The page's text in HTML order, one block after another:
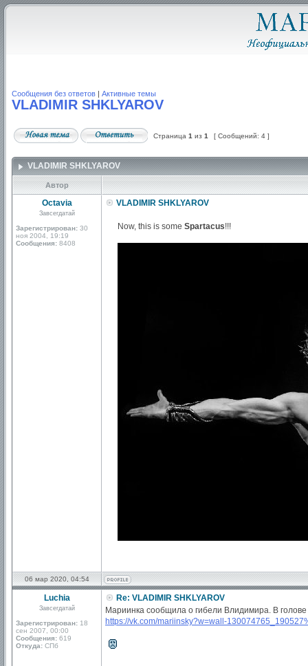
Сообщения без ответов | Активные темы
VLADIMIR SHKLYAROV
Страница 1 из 1 [ Сообщений: 4 ]
VLADIMIR SHKLYAROV
Автор
Octavia
Завсегдатай
Зарегистрирован: 30
ноя 2004, 19:19
Сообщения: 8408
VLADIMIR SHKLYAROV
Now, this is some Spartacus!!!
06 мар 2020, 04:54
Luchia
Завсегдатай
Зарегистрирован: 18
сен 2007, 00:00
Сообщения: 619
Откуда: СПб
Re: VLADIMIR SHKLYAROV
Мариинка сообщила о гибели Влидимира. В
https://vk.com/mariinsky?w=wall-